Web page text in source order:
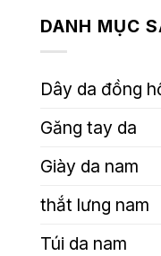
DANH MỤC
Dây da đồng
Găng tay da
Giày da nam
thắt lưng nam
Túi da nam